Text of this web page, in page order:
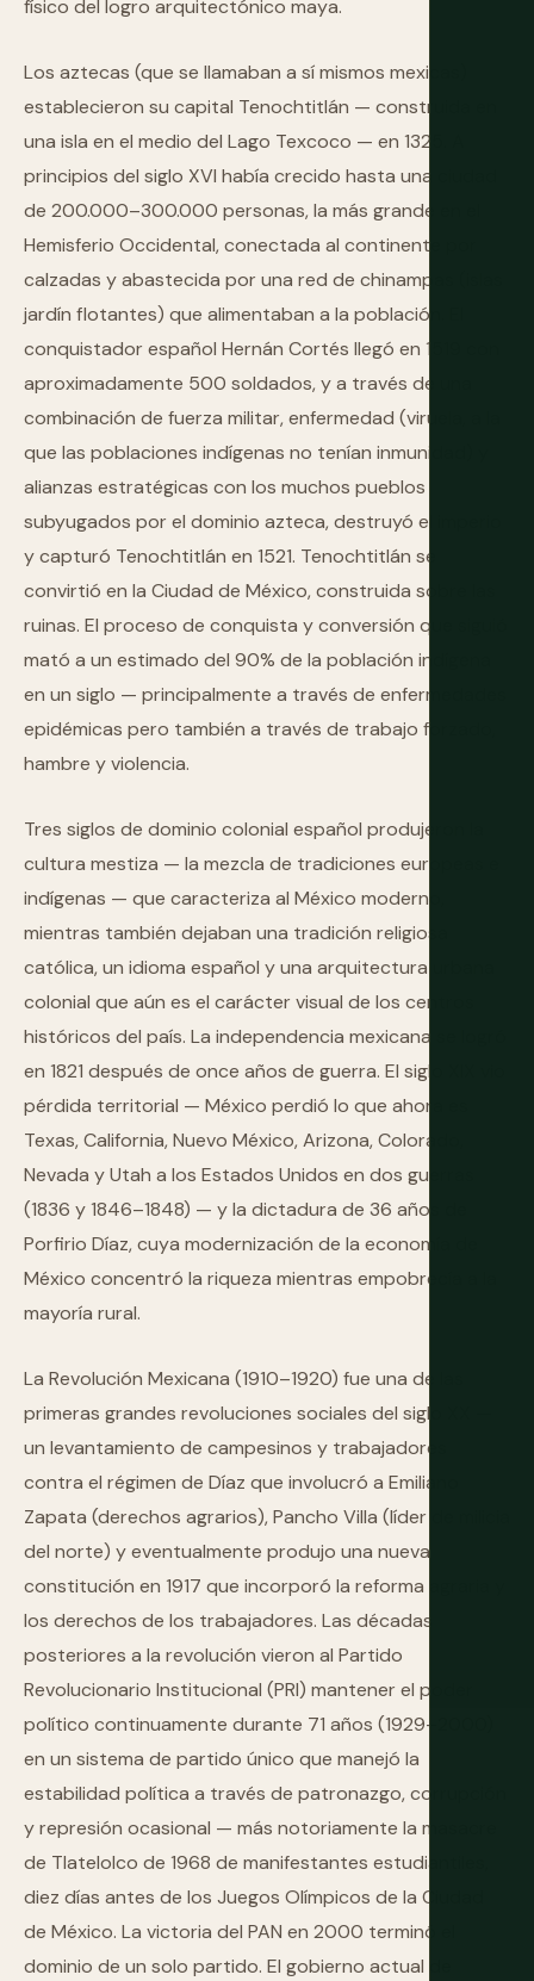
físico del logro arquitectónico maya.
Los aztecas (que se llamaban a sí mismos mexicas)
establecieron su capital Tenochtitlán — construida en
una isla en el medio del Lago Texcoco — en 1325. A
principios del siglo XVI había crecido hasta una ciudad
de 200.000–300.000 personas, la más grande en el
Hemisferio Occidental, conectada al continente por
calzadas y abastecida por una red de chinampas (islas
jardín flotantes) que alimentaban a la población. El
conquistador español Hernán Cortés llegó en 1519 con
aproximadamente 500 soldados, y a través de una
combinación de fuerza militar, enfermedad (viruela, a la
que las poblaciones indígenas no tenían inmunidad) y
alianzas estratégicas con los muchos pueblos
subyugados por el dominio azteca, destruyó el imperio
y capturó Tenochtitlán en 1521. Tenochtitlán se
convirtió en la Ciudad de México, construida sobre las
ruinas. El proceso de conquista y conversión que siguió
mató a un estimado del 90% de la población indígena
en un siglo — principalmente a través de enfermedades
epidémicas pero también a través de trabajo forzado,
hambre y violencia.
Tres siglos de dominio colonial español produjeron la
cultura mestiza — la mezcla de tradiciones europeas e
indígenas — que caracteriza al México moderno,
mientras también dejaban una tradición religiosa
católica, un idioma español y una arquitectura urbana
colonial que aún es el carácter visual de los centros
históricos del país. La independencia mexicana se logró
en 1821 después de once años de guerra. El siglo XIX vio
pérdida territorial — México perdió lo que ahora es
Texas, California, Nuevo México, Arizona, Colorado,
Nevada y Utah a los Estados Unidos en dos guerras
(1836 y 1846–1848) — y la dictadura de 36 años de
Porfirio Díaz, cuya modernización de la economía de
México concentró la riqueza mientras empobrecía a la
mayoría rural.
La Revolución Mexicana (1910–1920) fue una de las
primeras grandes revoluciones sociales del siglo XX —
un levantamiento de campesinos y trabajadores
contra el régimen de Díaz que involucró a Emiliano
Zapata (derechos agrarios), Pancho Villa (líder de milicia
del norte) y eventualmente produjo una nueva
constitución en 1917 que incorporó la reforma agraria y
los derechos de los trabajadores. Las décadas
posteriores a la revolución vieron al Partido
Revolucionario Institucional (PRI) mantener el poder
político continuamente durante 71 años (1929–2000)
en un sistema de partido único que manejó la
estabilidad política a través de patronazgo, corrupción
y represión ocasional — más notoriamente la masacre
de Tlatelolco de 1968 de manifestantes estudiantiles,
diez días antes de los Juegos Olímpicos de la Ciudad
de México. La victoria del PAN en 2000 terminó el
dominio de un solo partido. El gobierno actual de